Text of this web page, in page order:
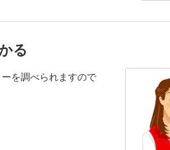
る
を調べられますので